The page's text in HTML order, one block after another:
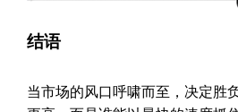
结语
当市场的风口呼啸而至，决定胜